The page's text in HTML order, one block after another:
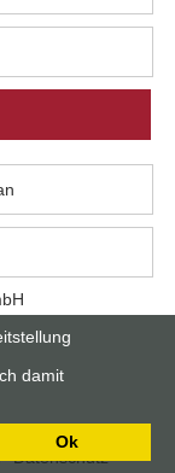
Datenschutz
damit
Ok